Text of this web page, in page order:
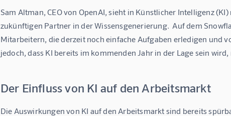
Sam Altman, CEO von OpenAI, sieht in Künstlicher Intelligenz
zukünftigen Partner in der Wissensgenerierung.  Auf dem
Mitarbeitern, die derzeit noch einfache Aufgaben erledigen und
jedoch, dass KI bereits im kommenden Jahr in der Lage sein
Der Einfluss von KI auf den Arbeitsmarkt
Die Auswirkungen von KI auf den Arbeitsmarkt sind bereits